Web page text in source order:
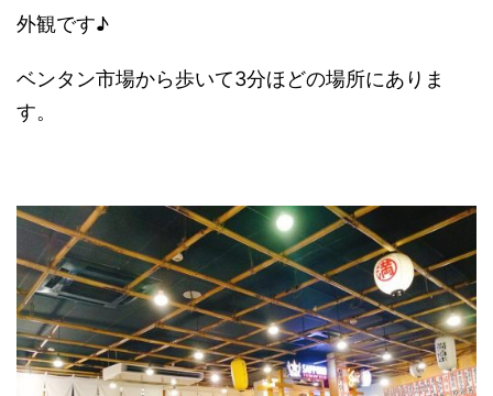
外観です♪
ベンタン市場から歩いて3分ほどの場所にありま
す。